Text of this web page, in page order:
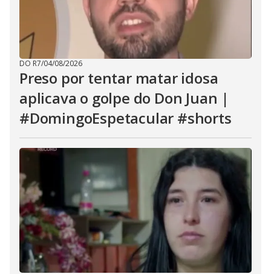
DO R7/04/08/2026
Preso por tentar matar idosa
aplicava o golpe do Don Juan |
#DomingoEspetacular #shorts